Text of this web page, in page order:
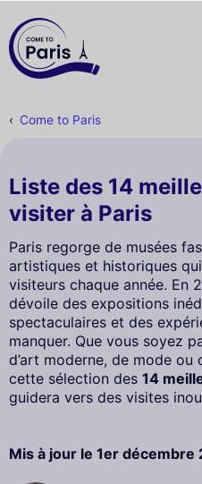
Come to Paris
Liste des 14
visiter à Paris
Paris regorge de musées
artistiques et historiques
visiteurs chaque année. En
dévoile des expositions
spectaculaires et des
manquer. Que vous soyez
d’art moderne, de mode
cette sélection des 14
guidera vers des visites
Mis à jour le 1er décembre